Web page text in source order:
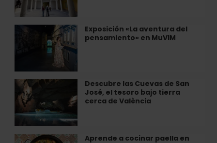
en
de
Bellas
Artes
Exposición «La aventura del
pensamiento» en MuVIM
Exposición
pensamiento»
en
MuVIM
Descubre las Cuevas de San
José, el tesoro bajo tierra
cerca de València
Descubre
las
Cuevas
de
San
José,
Aprende a cocinar paella en
Aprende